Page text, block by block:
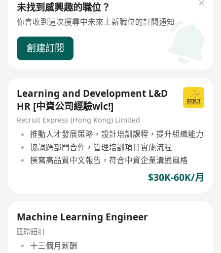
未找到感興趣的職位？
你會收到這次搜尋中未來上新職位的訂閱通知
創建訂閱
Learning and Development L&D
HR [中資公司經驗wlc!]
Recruit Express (Hong Kong) Limited
推動人才發展策略，設計培訓課程，提升組織能力
協調跨部門合作，管理培訓項目實施流程
撰寫高品質中文報告，符合中資企業溝通風格
$30K-60K/月
Machine Learning Engineer
國聯鈕扣
十三個月薪酬